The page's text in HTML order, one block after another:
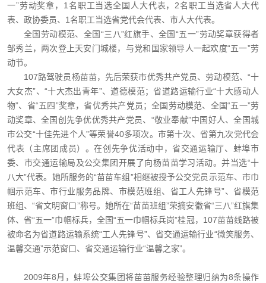
一”劳动奖章，1名职工当选全国人大代表，2名职工当选省人大代
表、政协委员、1名职工当选省党代会代表、市人大代表。
全国劳动模范、全国“三八”红旗手、全国“五一”劳动奖章获得者
邹秀兰，两次登上天安门城楼，与党和国家领导人一起欢度“五一”劳
动节。
107路驾驶员杨苗苗，先后荣获市优秀共产党员、劳动模范、“十
大女杰”、“十大杰出青年”、道德模范；省道路运输行业“十大感动人
物”、省“五四”奖章，省优秀共产党员；全国劳动模范、全国“五一”劳
动奖章、全国创先争优优秀共产党员、“敬业奉献”中国好人、全国城
市公交“十佳先进个人”等荣誉40多项次。市第十次、省第九次党代会
代表（主席团成员）。在创先争优活动中，省交通运输厅、蚌埠市
委、市交通运输局及公交集团开展了向杨苗苗学习活动。并当选“十
八大”代表。她所服务的“苗苗车组”相继被授予公交党员示范车、市巾
帼示范车、市行业服务品牌、市模范班组、省工人先锋号”、省模范
班组、“省文明窗口”称号。她所在“苗苗班组”荣摘安徽省“三八”红旗集
体、省“五一”巾帼标兵，全国“五一巾帼标兵岗”桂冠，107苗苗线路被
被命名为省道路运输系统“工人先锋号”、省交通运输行业“微笑服务、
温馨交通”示范窗口、省交通运输行业“温馨之家”。
2009年8月，蚌埠公交集团将苗苗服务经验整理归纳为8条操作